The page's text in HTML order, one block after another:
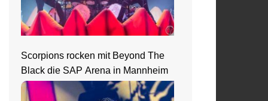
Scorpions rocken mit Beyond The
Black die SAP Arena in Mannheim